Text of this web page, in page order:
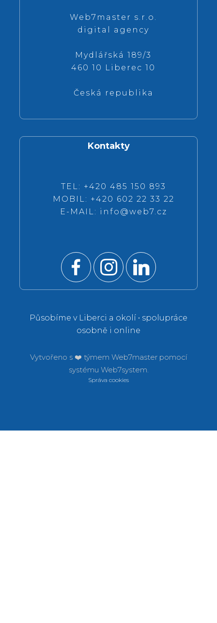
Web7master s.r.o.
digital agency
Mydlářská 189/3
460 10 Liberec 10
Česká republika
Kontakty
TEL: +420 485 150 893
MOBIL: +420 602 22 33 22
E-MAIL: info@web7.cz
Působíme v Liberci a okolí • spolupráce
osobně i online
Vytvořeno s ❤️ týmem Web7master pomocí
systému Web7system.
Správa cookies